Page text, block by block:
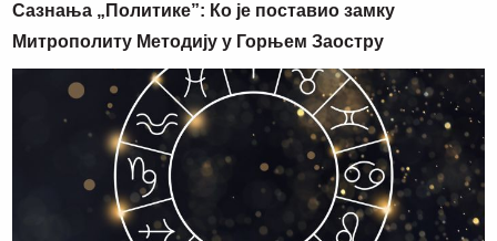
Сазнања „Политике”: Ко је поставио замку
Митрополиту Методију у Горњем Заостру